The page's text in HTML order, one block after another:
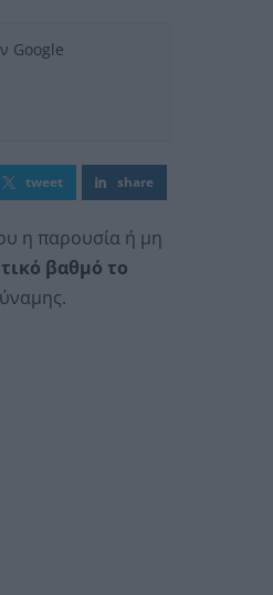
Google
tweet share
η παρουσία ή μη
βαθμό το